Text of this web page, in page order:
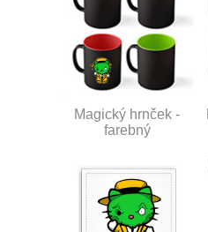
Magický hrnček -
farebný